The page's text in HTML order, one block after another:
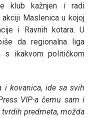
klub kažnjen i radi
Maslenica u kojoj
i Ravnih kotara. U
da regionalna liga
s ikakvom političkom
i kovanica, ide sa svih
VIP-a čemu sam i
predmeta, možda